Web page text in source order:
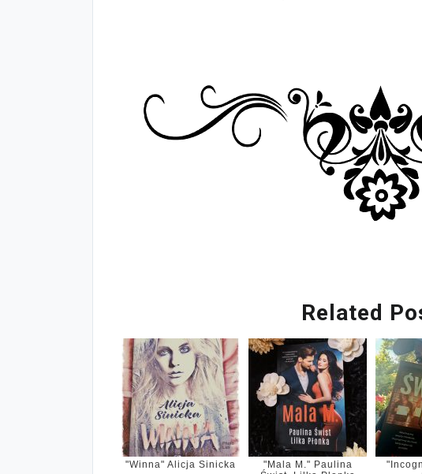
Related
"Winna" Alicja Sinicka
"Mala M." Paulina